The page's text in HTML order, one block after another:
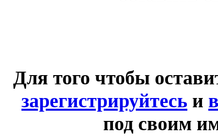
Для того чтобы
зарегистрируйтесь и
под своим